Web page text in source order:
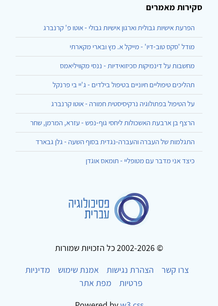
סקירות מאמרים
הפרעת אישיות גבולית וארגון אישיות גבולי - אוטו פ' קרנברג
מודל 'סקס טוב-דיו' - מייקל א. מץ ובארי מקארתי
מחשבות על דינמיקות סכיזואידיות - ננסי מקוויליאמס
תהליכים טיפוליים חיוניים בטיפול בילדים - ג'יי בי פרנקל
על הטיפול בפתולוגיה נרקיסיסטית חמורה - אוטו קרנברג
הרצף בן ארבעת האשכולות ליחסי גוף-נפש - עזרא, המרמן, שחר
התגלמות של העברה והעברה-נגדית בסוף השעה - גלן גבארד
כיצד אני מדבר עם מטופליי - תומאס אוגדן
© 2002-2026 כל הזכויות שמורות
צרו קשר
הצהרת נגישות אמנת שימוש
מדיניות
פרטיות
מפת אתר